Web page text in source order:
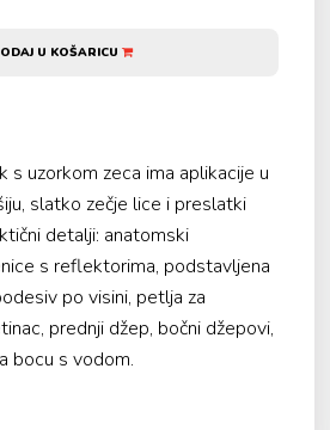
U KOŠARICU
s uzorkom zeca ima aplikacije u
slatko zečje lice i preslatki
detalji: anatomski
s reflektorima, podstavljena
po visini, petlja za
prednji džep, bočni džepovi,
bocu s vodom.